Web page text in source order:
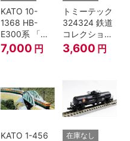
KATO 10-
1368 HB-
E300系 「リ
ゾートビュー
ふるさと」 2
7,000 円
トミーテック
324324 鉄道
コレクション
名古屋鉄道
6000系 白帯
nゲージ
3,600 円
KATO 1-456
在庫なし